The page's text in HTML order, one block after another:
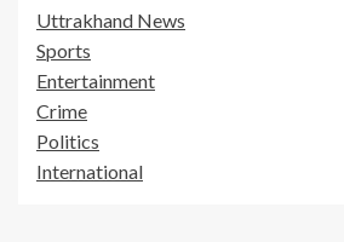
Uttrakhand News
Sports
Entertainment
Crime
Politics
International